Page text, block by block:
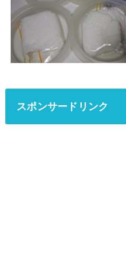
スポンサードリンク